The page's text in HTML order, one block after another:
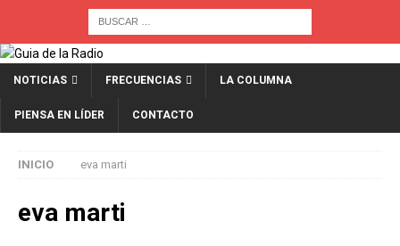
NOTICIAS FRECUENCIAS LA COLUMNA
PIENSA EN LÍDER CONTACTO
INICIO eva marti
eva marti